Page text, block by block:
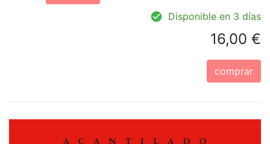
Disponible en 3 días
16,00 €
comprar